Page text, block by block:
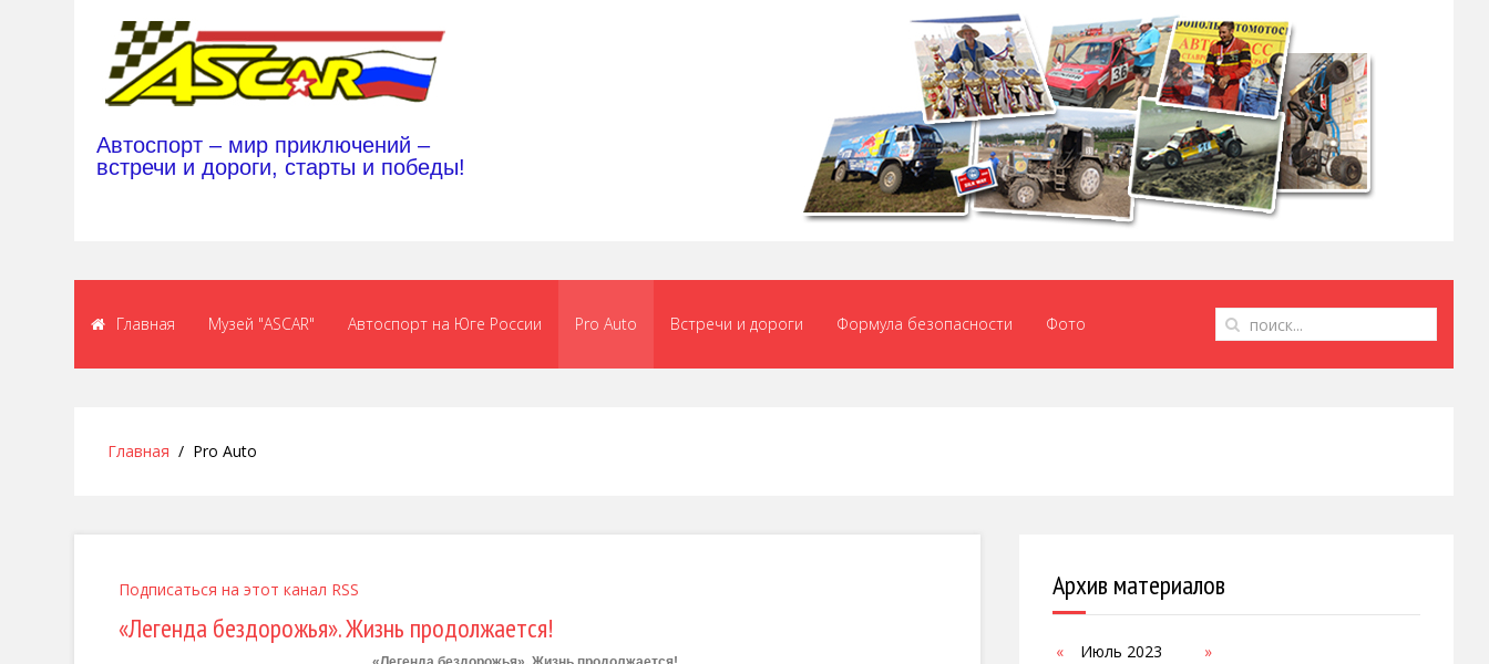
Автоспорт – мир приключений –
встречи и дороги, старты и победы!
Главная Музей "ASCAR" Автоспорт на Юге России Pro Auto Встречи и дороги Формула безопасности Фото
Главная Pro Auto
Подписаться на этот канал RSS
«Легенда бездорожья». Жизнь продолжается!
Архив материалов
« Июль 2023
»